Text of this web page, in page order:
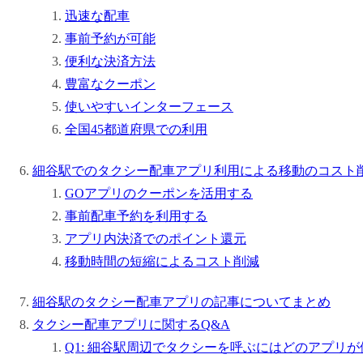
迅速な配車
事前予約が可能
便利な決済方法
豊富なクーポン
使いやすいインターフェース
全国45都道府県での利用
細谷駅でのタクシー配車アプリ利用による移動のコスト
GOアプリのクーポンを活用する
事前配車予約を利用する
アプリ内決済でのポイント還元
移動時間の短縮によるコスト削減
細谷駅のタクシー配車アプリの記事についてまとめ
タクシー配車アプリに関するQ&A
Q1: 細谷駅周辺でタクシーを呼ぶにはどのアプリが